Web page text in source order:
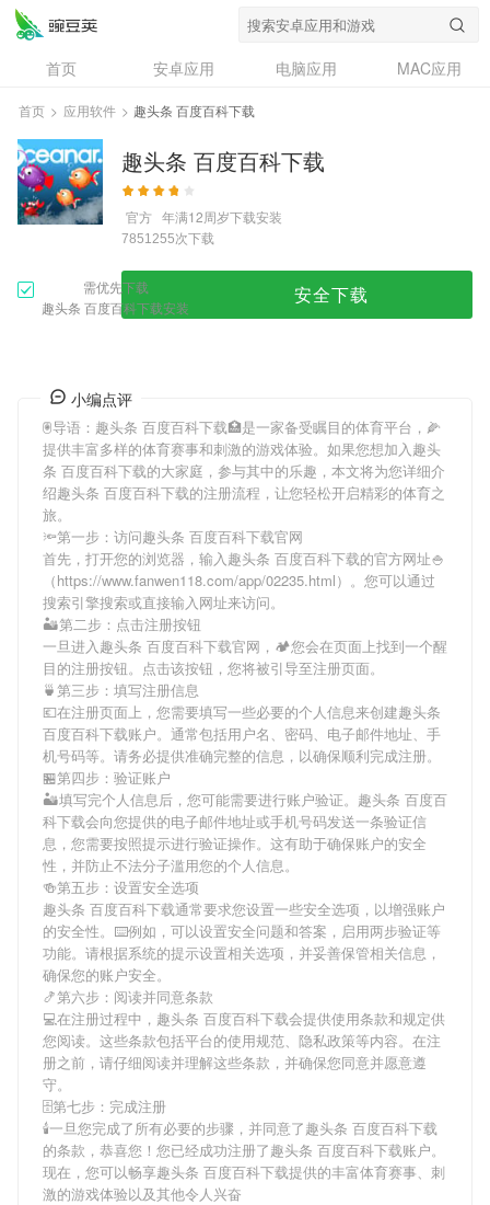
首页 安卓应用 电脑应用
MAC应用
资讯
专题
问答
首页 > 应用软件 > 趣头条 百度百科下载
趣头条 百度百科下载
官方 年满12周岁下载安装
7851255次下载
需优先下载
趣头条 百度百科下载安装
安全下载
小编点评
🖲导语： 趣头条 百度百科下载🏥是一家备受瞩目的体育平台，🌽
提供丰富多样的体育赛事和刺激的游戏体验。如果您想加入趣头
条 百度百科下载的大家庭，参与其中的乐趣，本文将为您详细介
绍趣头条 百度百科下载的注册流程，让您轻松开启精彩的体育之
旅。
🔦第一步：访问趣头条 百度百科下载官网
首先，打开您的浏览器，输入趣头条 百度百科下载的官方网址🍚
（https://www.fanwen118.com/app/02235.html）。您可以通过
搜索引擎搜索或直接输入网址来访问。
🏜第二步：点击注册按钮
一旦进入趣头条 百度百科下载官网，🏕您会在页面上找到一个醒
目的注册按钮。点击该按钮，您将被引导至注册页面。
🍵第三步：填写注册信息
💶在注册页面上，您需要填写一些必要的个人信息来创建趣头条
百度百科下载账户。通常包括用户名、密码、电子邮件地址、手
机号码等。请务必提供准确完整的信息，以确保顺利完成注册。
🏪第四步：验证账户
🏜填写完个人信息后，您可能需要进行账户验证。 趣头条 百度百
科下载会向您提供的电子邮件地址或手机号码发送一条验证信
息，您需要按照提示进行验证操作。这有助于确保账户的安全
性，并防止不法分子滥用您的个人信息。
🍻第五步：设置安全选项
趣头条 百度百科下载通常要求您设置一些安全选项，以增强账户
的安全性。⌨️例如，可以设置安全问题和答案，启用两步验证等
功能。请根据系统的提示设置相关选项，并妥善保管相关信息，
确保您的账户安全。
🍤第六步：阅读并同意条款
💻在注册过程中， 趣头条 百度百科下载会提供使用条款和规定供
您阅读。这些条款包括平台的使用规范、隐私政策等内容。在注
册之前，请仔细阅读并理解这些条款，并确保您同意并愿意遵
守。
🗄第七步：完成注册
🕯一旦您完成了所有必要的步骤，并同意了趣头条 百度百科下载
的条款，恭喜您！您已经成功注册了趣头条 百度百科下载账户。
现在，您可以畅享趣头条 百度百科下载提供的丰富体育赛事、刺
激的游戏体验以及其他令人兴奋